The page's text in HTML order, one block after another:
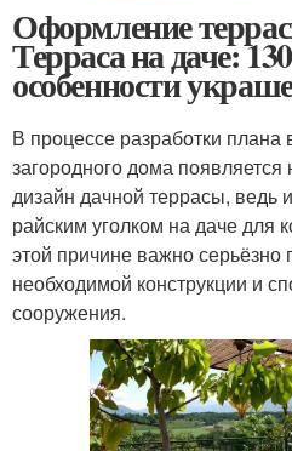
Оформление
Терраса на даче:
особенности
В процессе разработки
загородного дома
дизайн дачной террасы, ведь
райским уголком на даче для
этой причине важно серьёзно
необходимой конструкции и
сооружения.